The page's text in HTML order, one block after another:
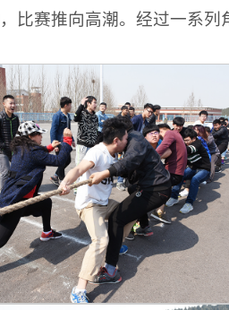
比赛推向高潮。经过一系